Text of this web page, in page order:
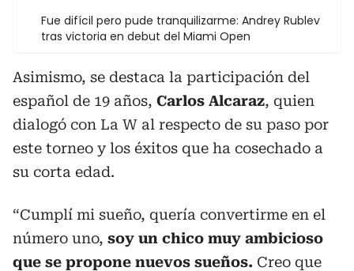
Fue difícil pero pude tranquilizarme: Andrey Rublev
tras victoria en debut del Miami Open
Asimismo, se destaca la participación del
español de 19 años, Carlos Alcaraz, quien
dialogó con La W al respecto de su paso por
este torneo y los éxitos que ha cosechado a
su corta edad.
“Cumplí mi sueño, quería convertirme en el
número uno, soy un chico muy ambicioso
que se propone nuevos sueños. Creo que